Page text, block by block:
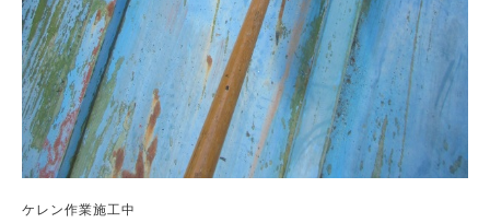
ケレン作業施工中